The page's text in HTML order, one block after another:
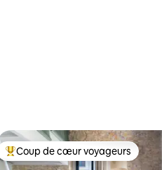
Coups de cœur voyageurs les plus
Coup de cœur voyageurs